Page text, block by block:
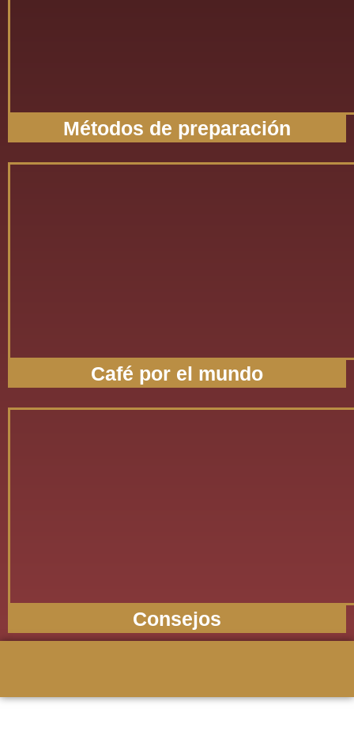
Métodos de preparación
Café por el mundo
Consejos